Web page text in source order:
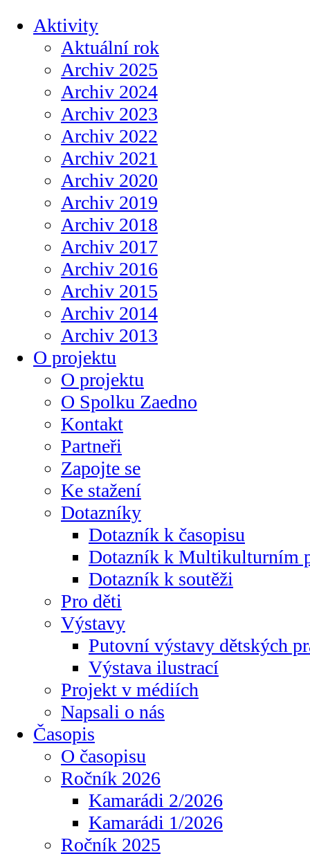
Aktivity
Aktuální rok
Archiv 2025
Archiv 2024
Archiv 2023
Archiv 2022
Archiv 2021
Archiv 2020
Archiv 2019
Archiv 2018
Archiv 2017
Archiv 2016
Archiv 2015
Archiv 2014
Archiv 2013
O projektu
O projektu
O Spolku Zaedno
Kontakt
Partneři
Zapojte se
Ke stažení
Dotazníky
Dotazník k časopisu
Dotazník k Multikulturním
Dotazník k soutěži
Pro děti
Výstavy
Putovní výstavy dětských
Výstava ilustrací
Projekt v médiích
Napsali o nás
Časopis
O časopisu
Ročník 2026
Kamarádi 2/2026
Kamarádi 1/2026
Ročník 2025